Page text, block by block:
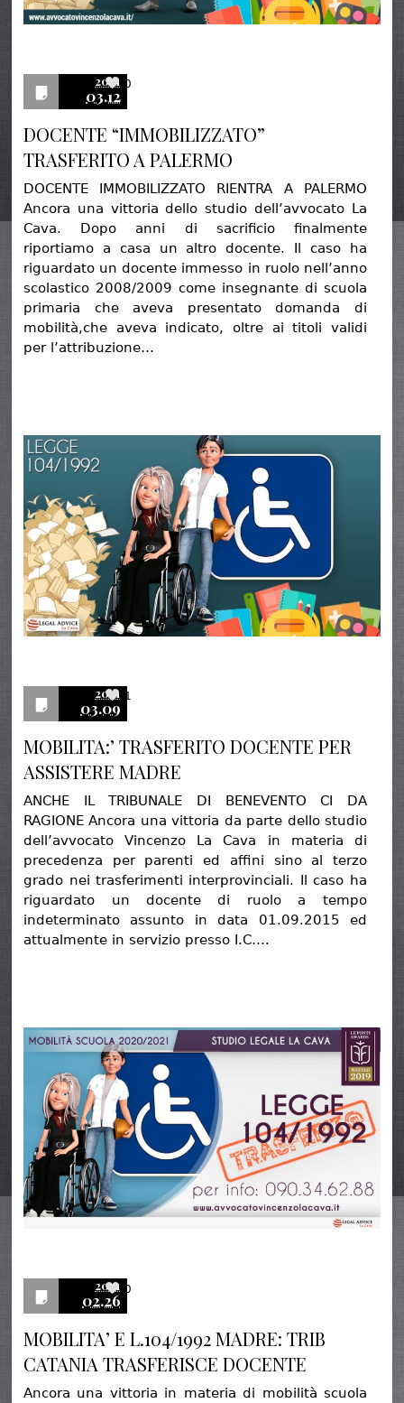
2021
03.12
0
DOCENTE “IMMOBILIZZATO”
TRASFERITO A PALERMO
DOCENTE IMMOBILIZZATO RIENTRA A PALERMO
Ancora una vittoria dello studio dell’avvocato La
Cava. Dopo anni di sacrificio finalmente
riportiamo a casa un altro docente. Il caso ha
riguardato un docente immesso in ruolo nell’anno
scolastico 2008/2009 come insegnante di scuola
primaria che aveva presentato domanda di
mobilità,che aveva indicato, oltre ai titoli validi
per l’attribuzione…
2021
03.09
1
MOBILITA:’ TRASFERITO DOCENTE PER
ASSISTERE MADRE
ANCHE IL TRIBUNALE DI BENEVENTO CI DA
RAGIONE Ancora una vittoria da parte dello studio
dell’avvocato Vincenzo La Cava in materia di
precedenza per parenti ed affini sino al terzo
grado nei trasferimenti interprovinciali. Il caso ha
riguardato un docente di ruolo a tempo
indeterminato assunto in data 01.09.2015 ed
attualmente in servizio presso I.C….
2021
02.26
0
MOBILITA’ E L.104/1992 MADRE: TRIB
CATANIA TRASFERISCE DOCENTE
Ancora una vittoria in materia di mobilità scuola